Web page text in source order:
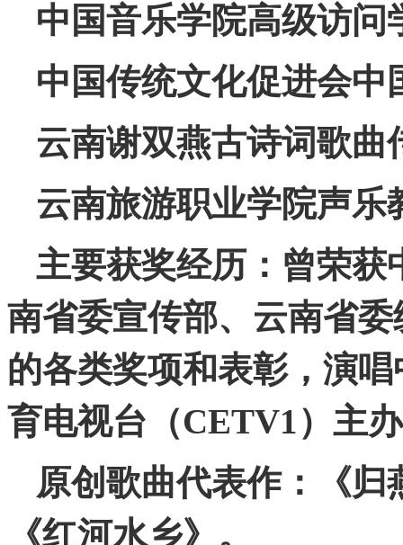
中国音乐学院高级访问
中国传统文化促进会
云南谢双燕古诗词歌
云南旅游职业学院声乐
主要获奖经历：曾荣获
南省委宣传部、云南省
的各类奖项和表彰，演
育电视台（CETV1）主
原创歌曲代表作：《
《红河水乡》。